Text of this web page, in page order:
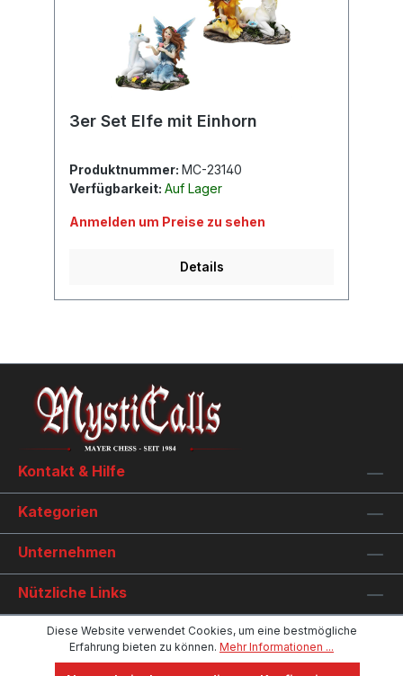
3er Set Elfe mit Einhorn
Produktnummer: MC-23140
Verfügbarkeit: Auf Lager
Anmelden um Preise zu sehen
Details
Kontakt & Hilfe
Kategorien
Unternehmen
Nützliche Links
Diese Website verwendet Cookies, um eine bestmögliche
Erfahrung bieten zu können. Mehr Informationen ...